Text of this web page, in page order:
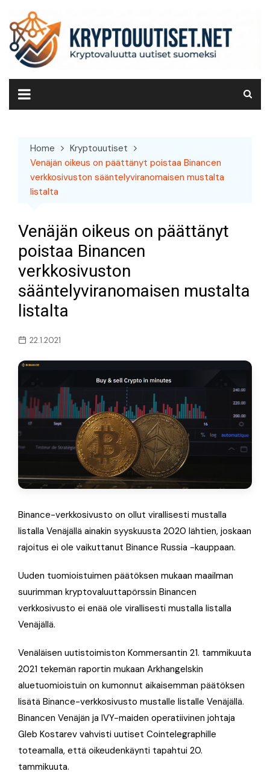
content
Home
Kryptouutiset
Venäjän oikeus on päättänyt poistaa Binancen
verkkosivuston sääntelyviranomaisen mustalta
listalta
Venäjän oikeus on päättänyt
poistaa Binancen
verkkosivuston
sääntelyviranomaisen mustalta
listalta
22.1.2021
Binance-verkkosivusto on ollut virallisesti mustalla
listalla Venäjällä ainakin syyskuusta 2020 lähtien, joskaan
rajoitus ei ole vaikuttanut Binance Russia -kauppaan.
Uuden tuomioistuimen päätöksen mukaan maailman
suurimman kryptovaluuttapörssin Binancen
verkkosivusto ei enää ole virallisesti mustalla listalla
Venäjällä.
Venäläisen uutistoimiston Kommersantin 21. tammikuuta
2021 tekemän raportin mukaan Arkhangelskin
aluetuomioistuin on kumonnut aikaisemman päätöksen
lisätä Binance-verkkosivusto mustalle listalle Venäjällä.
Binancen Venäjän ja IVY-maiden operatiivinen johtaja
Gleb Kostarev vahvisti uutiset Cointelegraphille
toteamalla, että oikeudenkäynti tapahtui 20.
tammikuuta.